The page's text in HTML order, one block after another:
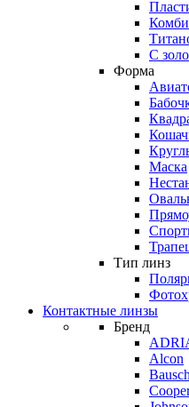
С
Форма
Маска
Тип линз
Контактные линзы
Бренд
Alcon